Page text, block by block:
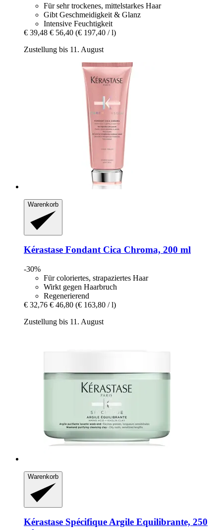
Für sehr trockenes, mittelstarkes Haar
Gibt Geschmeidigkeit & Glanz
Intensive Feuchtigkeit
€ 39,48 € 56,40 (€ 197,40 / l)
Zustellung bis 11. August
Warenkorb
Kérastase Fondant Cica Chroma, 200 ml
-30%
Für coloriertes, strapaziertes Haar
Wirkt gegen Haarbruch
Regenerierend
€ 32,76 € 46,80 (€ 163,80 / l)
Zustellung bis 11. August
Warenkorb
Kérastase Spécifique Argile Equilibrante, 250